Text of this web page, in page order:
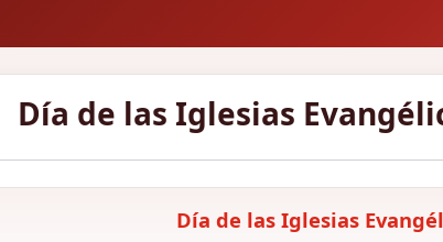
Día de las Iglesias
Día de las Iglesias